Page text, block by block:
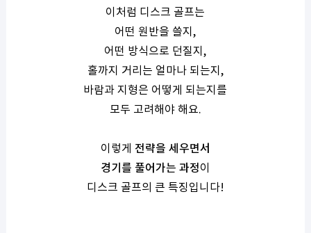
이처럼 디스크 골프는
어떤 원반을 쓸지,
어떤 방식으로 던질지,
홀까지 거리는 얼마나 되는지,
바람과 지형은 어떻게 되는지를
모두 고려해야 해요.
이렇게
전략을 세우면서
경기를 풀어가는 과정이
디스크 골프의 큰 특징입니다!